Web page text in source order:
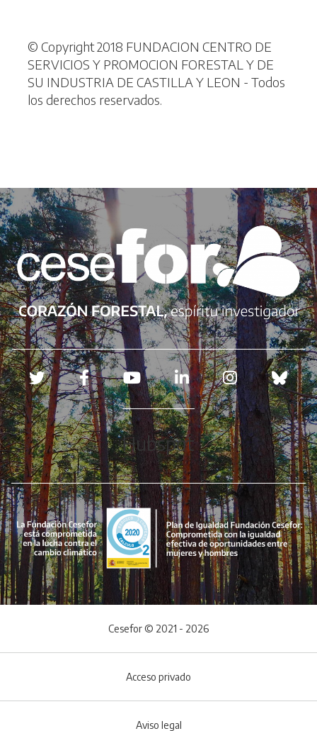
© Copyright 2018 FUNDACION CENTRO DE
SERVICIOS Y PROMOCION FORESTAL Y DE
SU INDUSTRIA DE CASTILLA Y LEON - Todos
los derechos reservados.
Redes sociales
Hubspot
Cesefor © 2021 - 2026
Acceso privado
Aviso legal